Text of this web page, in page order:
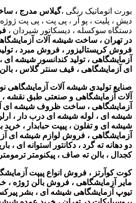
بورت اتوماتیک رنگی ،گیلاس مدرج ،
دیش ، پلیت ، پو آر ، پی پت ، پی پت ژوژه
دستگاه سوکسله ، دیسکاتور شیردان ،
در تهران ، ساخت شیشه آلات
فروش کریستالیزور ، فروش مبرد ،
آزمایشگاهی ، تولید کندانسور شیشه
ای آزمایشگاهی ، قیف سنتر گلاس ،
صنایع تولیدی شیشه آلات
آلات آزمایشگاهی و صنعتی طبق نقشه
آزمایشگاهی ، ساخت ظروف شیشه ای
شیشه ای ، لوله شیشه ای درب دار ،
شیشه ای و تفلون ، پیپت حبابدار ،
آزمایشگاهی ، فروش لوازم شیشه ای
دو دهانه ته گرد ، دکانتور استوانه ای ،
کجدال ، بالن ته صاف ، پیکنومتر
کوت کوآرتز ، فروش انواع پیپت
مایر آزمایشگاهی ، فروش بالن ژوژه ،
تیوپ آزمایشگاهی شیشه ای ، بشر